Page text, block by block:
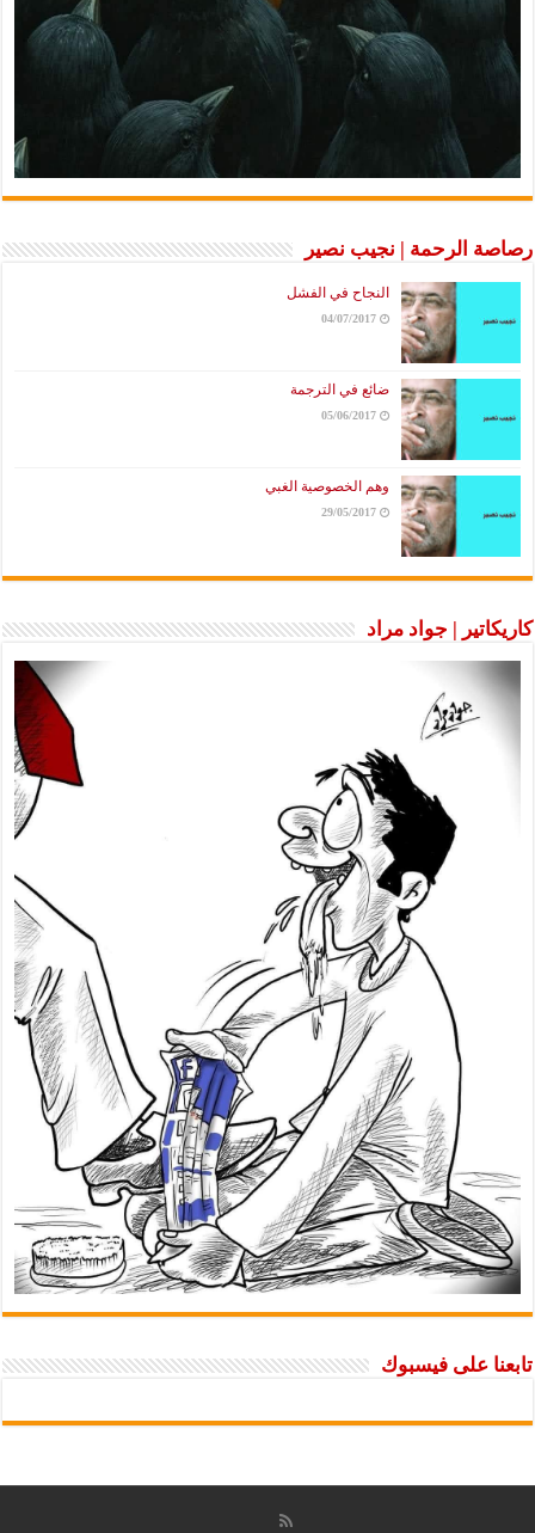
رصاصة الرحمة | نجيب نصير
النجاح في الفشل
04/07/2017
ضائع في الترجمة
05/06/2017
وهم الخصوصية الغبي
29/05/2017
كاريكاتير | جواد مراد
تابعنا على فيسبوك